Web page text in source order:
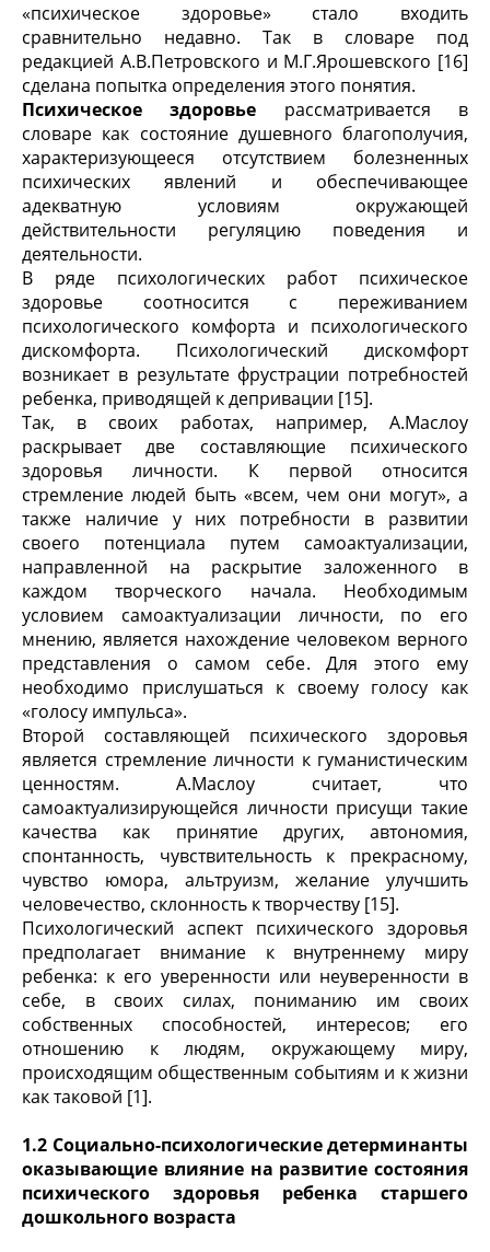
«психическое здоровье» стало входить
сравнительно недавно. Так в словаре под
редакцией А.В.Петровского и М.Г.Ярошевского [16]
сделана попытка определения этого понятия.
Психическое здоровье рассматривается в
словаре как состояние душевного благополучия,
характеризующееся отсутствием болезненных
психических явлений и обеспечивающее
адекватную условиям окружающей
действительности регуляцию поведения и
деятельности.
В ряде психологических работ психическое
здоровье соотносится с переживанием
психологического комфорта и психологического
дискомфорта. Психологический дискомфорт
возникает в результате фрустрации потребностей
ребенка, приводящей к депривации [15].
Так, в своих работах, например, А.Маслоу
раскрывает две составляющие психического
здоровья личности. К первой относится
стремление людей быть «всем, чем они могут», а
также наличие у них потребности в развитии
своего потенциала путем самоактуализации,
направленной на раскрытие заложенного в
каждом творческого начала. Необходимым
условием самоактуализации личности, по его
мнению, является нахождение человеком верного
представления о самом себе. Для этого ему
необходимо прислушаться к своему голосу как
«голосу импульса».
Второй составляющей психического здоровья
является стремление личности к гуманистическим
ценностям. А.Маслоу считает, что
самоактуализирующейся личности присущи такие
качества как принятие других, автономия,
спонтанность, чувствительность к прекрасному,
чувство юмора, альтруизм, желание улучшить
человечество, склонность к творчеству [15].
Психологический аспект психического здоровья
предполагает внимание к внутреннему миру
ребенка: к его уверенности или неуверенности в
себе, в своих силах, пониманию им своих
собственных способностей, интересов; его
отношению к людям, окружающему миру,
происходящим общественным событиям и к жизни
как таковой [1].
1.2 Социально-психологические детерминанты
оказывающие влияние на развитие состояния
психического здоровья ребенка старшего
дошкольного возраста